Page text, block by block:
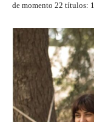
de momento 22 títulos: